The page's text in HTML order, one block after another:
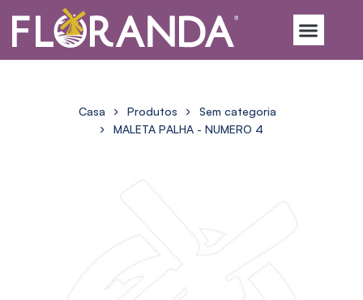
Casa Produtos
Sem categoria
MALETA PALHA - NUMERO 4